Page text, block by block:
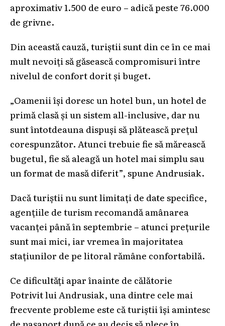
aproximativ 1.500 de euro – adică peste 76.000
de grivne.
Din această cauză, turiștii sunt din ce în ce mai
mult nevoiți să găsească compromisuri între
nivelul de confort dorit și buget.
„Oamenii își doresc un hotel bun, un hotel de
primă clasă și un sistem all-inclusive, dar nu
sunt întotdeauna dispuși să plătească prețul
corespunzător. Atunci trebuie fie să mărească
bugetul, fie să aleagă un hotel mai simplu sau
un format de masă diferit”, spune Andrusiak.
Dacă turiștii nu sunt limitați de date specifice,
agențiile de turism recomandă amânarea
vacanței până în septembrie – atunci prețurile
sunt mai mici, iar vremea în majoritatea
stațiunilor de pe litoral rămâne confortabilă.
Ce dificultăți apar înainte de călătorie
Potrivit lui Andrusiak, una dintre cele mai
frecvente probleme este că turiștii își amintesc